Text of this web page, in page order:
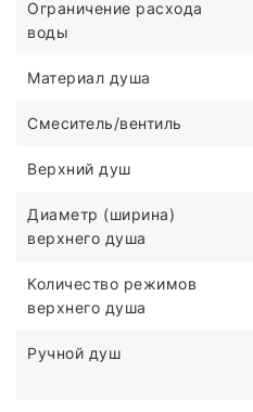
Ограничение расхода
воды
Материал душа
Смеситель/вентиль
Верхний душ
Диаметр (ширина)
верхнего душа
Количество режимов
верхнего душа
Ручной душ